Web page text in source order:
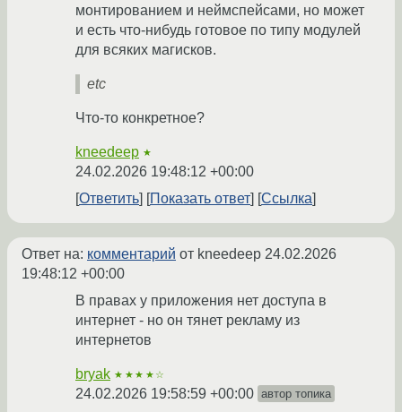
монтированием и неймспейсами, но может
и есть что-нибудь готовое по типу модулей
для всяких магисков.
etc
Что-то конкретное?
kneedeep ★
24.02.2026 19:48:12 +00:00
Ответить
Показать ответ Ссылка
Ответ на: комментарий от kneedeep 24.02.2026
19:48:12 +00:00
В правах у приложения нет доступа в
интернет - но он тянет рекламу из
интернетов
bryak ★★★★☆
24.02.2026 19:58:59 +00:00 автор топика